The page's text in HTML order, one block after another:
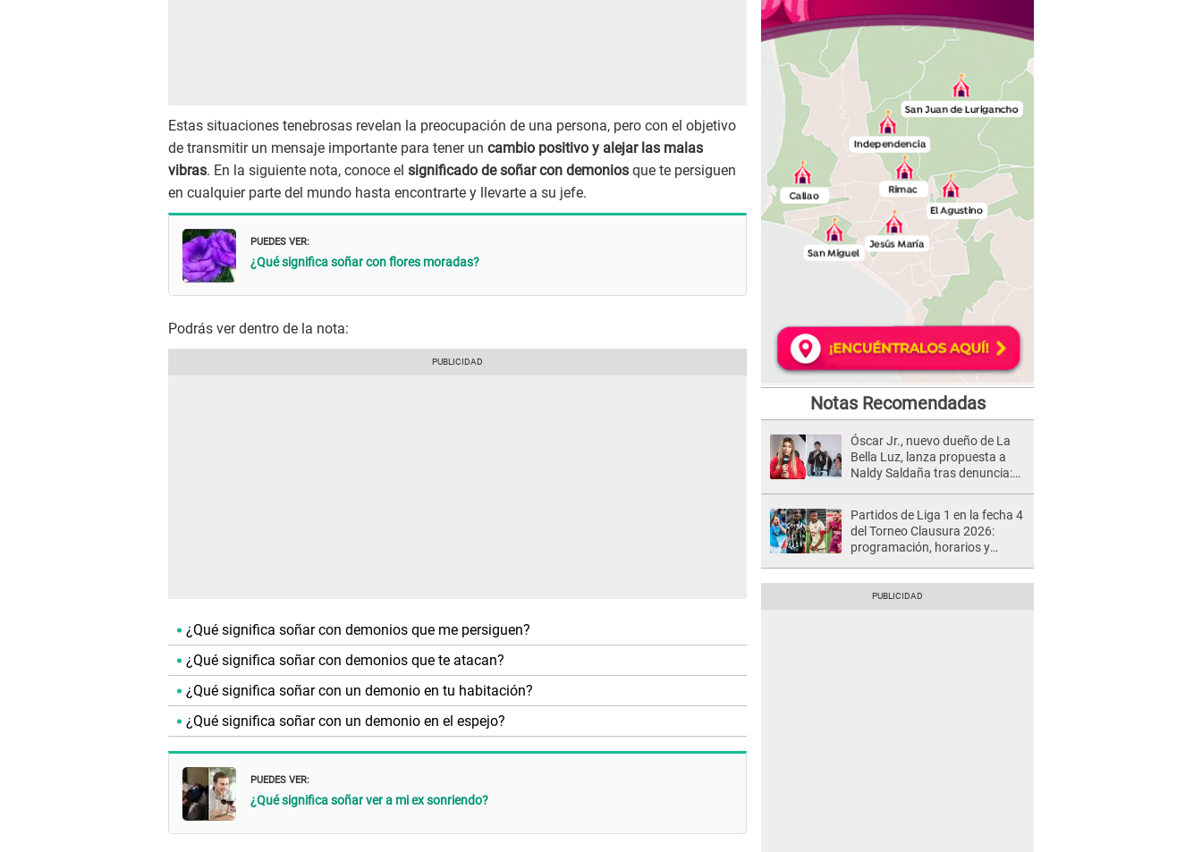
Estas situaciones tenebrosas revelan la preocupación de una persona, pero con el objetivo
de transmitir un mensaje importante para tener un cambio positivo y alejar las malas
vibras. En la siguiente nota, conoce el significado de soñar con demonios que te persiguen
en cualquier parte del mundo hasta encontrarte y llevarte a su jefe.
PUEDES VER:
¿Qué significa soñar con flores moradas?
Podrás ver dentro de la nota:
¿Qué significa soñar con demonios que me persiguen?
¿Qué significa soñar con demonios que te atacan?
¿Qué significa soñar con un demonio en tu habitación?
¿Qué significa soñar con un demonio en el espejo?
PUEDES VER:
¿Qué significa soñar ver a mi ex sonriendo?
Notas Recomendadas
Óscar Jr., nuevo dueño de La
Bella Luz, lanza propuesta a
Naldy Saldaña tras denuncia:
Partidos de Liga 1 en la fecha 4
del Torneo Clausura 2026:
programación, horarios y